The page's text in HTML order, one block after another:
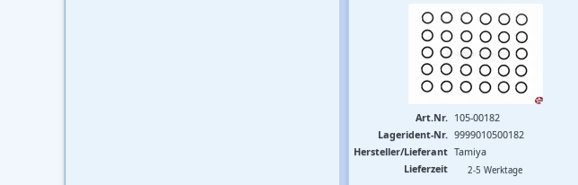
Art.Nr. 105-00182
Lagerident-Nr. 9999010500182
Hersteller/Lieferant Tamiya
Lieferzeit
2-5 Werktage